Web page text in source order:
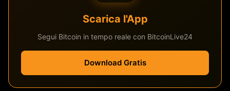
Scarica l'App
Segui Bitcoin in tempo reale con BitcoinLive24
Download Gratis